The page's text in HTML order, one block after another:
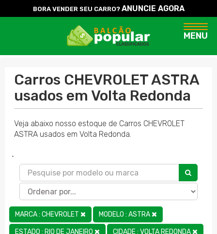
BORA VENDER SEU CARRO? ANUNCIE AGORA
MENU
Carros CHEVROLET ASTRA
usados em Volta Redonda
Veja abaixo nosso estoque de Carros CHEVROLET
ASTRA usados em Volta Redonda.
'
MARCA : CHEVROLET MODELO : ASTRA
ESTADO : RIO DE JANEIRO CIDADE : VOLTA REDONDA